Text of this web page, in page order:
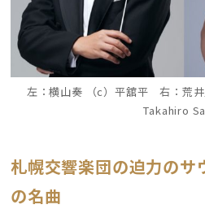
左：横山奏 （c）平舘平 右：荒
Takahiro
札幌交響楽団の迫力のサ
の名曲